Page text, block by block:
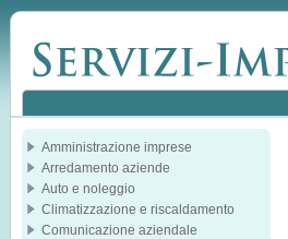
Amministrazione imprese
Arredamento aziende
Auto e noleggio
Climatizzazione e riscaldamento
Comunicazione aziendale